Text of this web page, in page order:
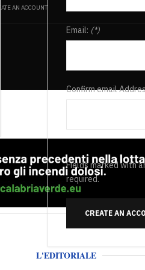
AN ACCOUNT
Email: (*)
Confirm email
Fields marked with
required.
CREATE AN
L'EDITORIALE